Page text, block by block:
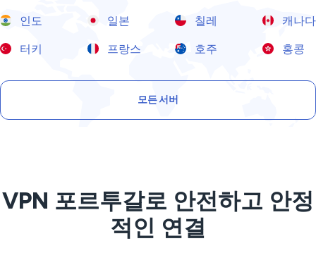
인도 일본 칠레 캐나다
터키 프랑스 호주 홍콩
모든 서버
VPN 포르투갈로 안전하고 안정
적인 연결